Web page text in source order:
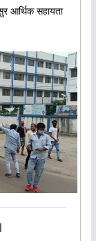
आर्थिक सहायता